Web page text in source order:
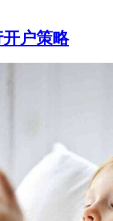
户策略